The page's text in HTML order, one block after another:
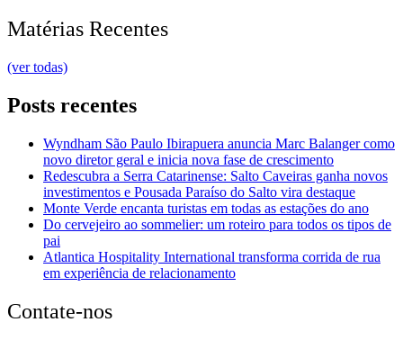
Matérias Recentes
(ver todas)
Posts recentes
Wyndham São Paulo Ibirapuera anuncia Marc Balanger como
novo diretor geral e inicia nova fase de crescimento
Redescubra a Serra Catarinense: Salto Caveiras ganha novos
investimentos e Pousada Paraíso do Salto vira destaque
Monte Verde encanta turistas em todas as estações do ano
Do cervejeiro ao sommelier: um roteiro para todos os tipos de
pai
Atlantica Hospitality International transforma corrida de rua
em experiência de relacionamento
Contate-nos